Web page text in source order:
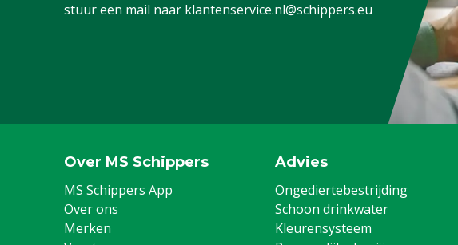
stuur een mail naar klantenservice.nl@schippers.eu
Over MS Schippers
MS Schippers App
Over ons
Merken
Advies
Ongediertebestrijding
Schoon drinkwater
Kleurensysteem